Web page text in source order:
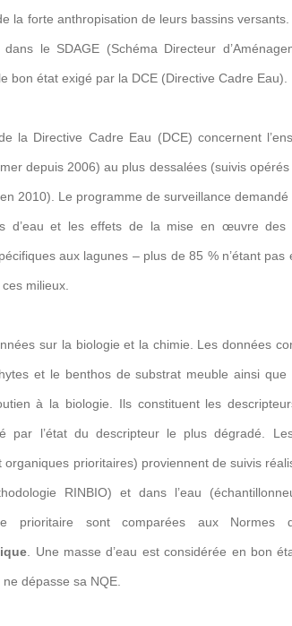
la forte anthropisation de leurs bassins
le SDAGE (Schéma Directeur
état exigé par la DCE (Directive Cadre Eau).
la Directive Cadre Eau (DCE) concernent
depuis 2006) au plus dessalées (suivis
2010). Le programme de surveillance demandé
d’eau et les effets de la mise en œuvre des
aux lagunes – plus de 85 % n’étant pas
milieux.
sur la biologie et la chimie. Les données
et le benthos de substrat meuble ainsi que
à la biologie. Ils constituent les
par l’état du descripteur le plus dégradé.
organiques prioritaires) proviennent de suivis
RINBIO) et dans l’eau
prioritaire sont comparées aux Normes
. Une masse d’eau est considérée en bon
dépasse sa NQE.